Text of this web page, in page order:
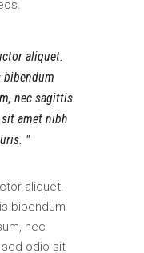
aliquet.
nec sagittis
amet nibh
aliquet.
bibendum
nec
odio sit